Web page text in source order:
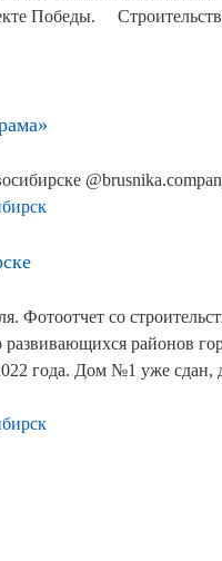
Победы. ⠀
Фотоотчет со
районов
года. Дом №1 уже